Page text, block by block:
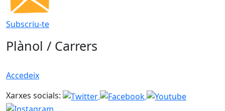
Subscriu-te
Plànol / Carrers
Accedeix
Xarxes socials: